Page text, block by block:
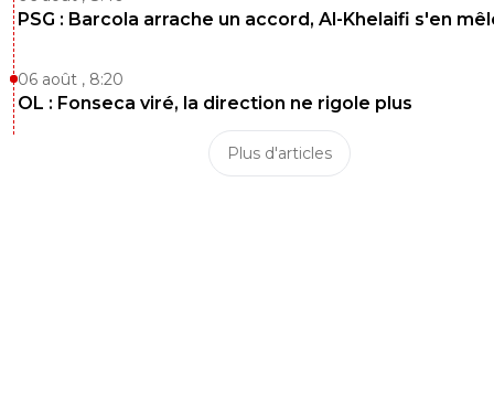
PSG : Barcola arrache un accord, Al-Khelaifi s'en
06 août , 8:20
OL : Fonseca viré, la direction ne rigole plus
Plus d'articles